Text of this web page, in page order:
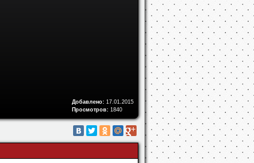
Добавлено: 17.01.2015
Просмотров: 1840